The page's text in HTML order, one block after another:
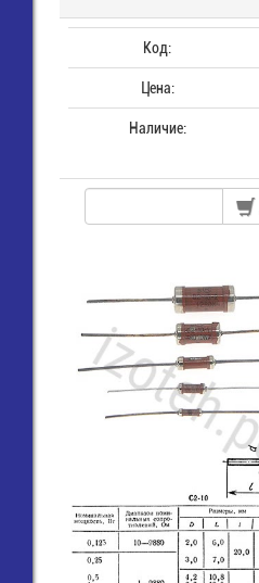
Код:
Цена:
Наличие: